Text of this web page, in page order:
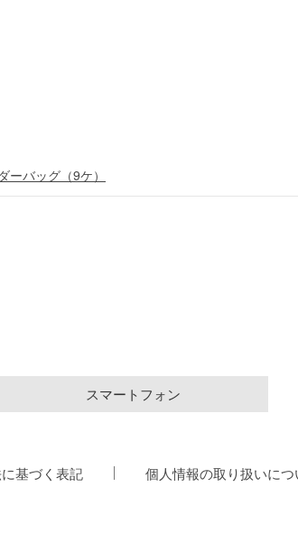
バッグ（9ケ）
スマートフォン
基づく表記 個人情報の取り扱いにつ